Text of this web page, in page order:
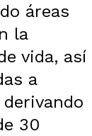
áreas
la
vida, así
a
30